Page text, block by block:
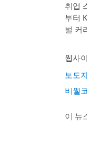
취업
부터
벌 커
웹사
보도
비웰
이 뉴